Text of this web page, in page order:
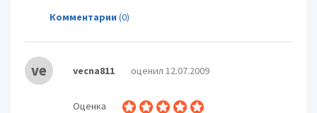
Комментарии (0)
ve vecna811 оценил 12.07.2009
Оценка